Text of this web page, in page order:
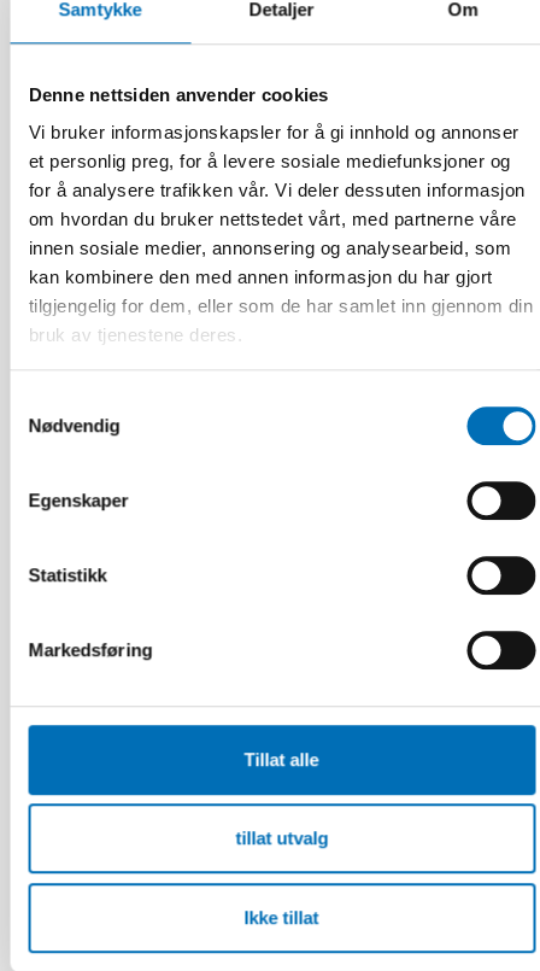
Samtykke Detaljer Om
Denne nettsiden anvender cookies
Vi bruker informasjonskapsler for å gi innhold og annonser
et personlig preg, for å levere sosiale mediefunksjoner og
for å analysere trafikken vår. Vi deler dessuten informasjon
om hvordan du bruker nettstedet vårt, med partnerne våre
innen sosiale medier, annonsering og analysearbeid, som
kan kombinere den med annen informasjon du har gjort
tilgjengelig for dem, eller som de har samlet inn gjennom din
bruk av tjenestene deres.
Nødvendig
Egenskaper
Statistikk
Markedsføring
Tillat alle
tillat utvalg
Ikke tillat
FUNKSJONSHINDER
16 des 2025
Uppdrag: Koordinera komplexa
välfärdstjänster så ingen faller utanför
Scoping review: Digital solutions in individual
and family services in the Nordics
2026